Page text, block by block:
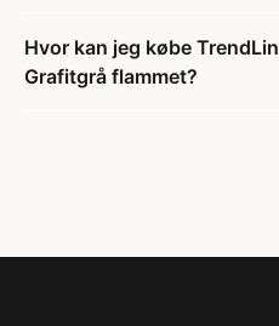
Hvor kan jeg købe
Grafitgrå flammet?